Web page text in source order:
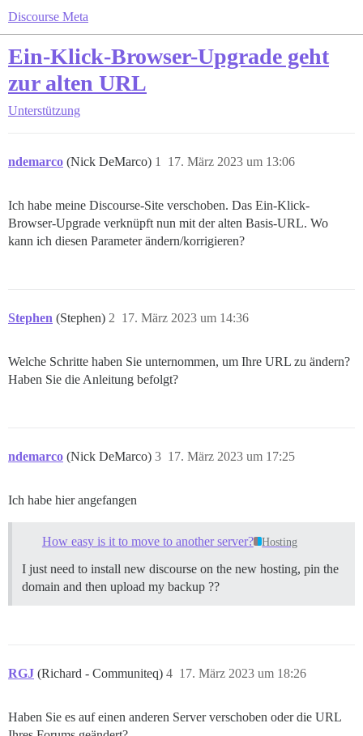
Discourse Meta
Ein-Klick-Browser-Upgrade geht
zur alten URL
Unterstützung
ndemarco (Nick DeMarco) 17. März 2023 um 13:06
1
Ich habe meine Discourse-Site verschoben. Das Ein-Klick-
Browser-Upgrade verknüpft nun mit der alten Basis-URL. Wo
kann ich diesen Parameter ändern/korrigieren?
Stephen (Stephen) 17. März 2023 um 14:36
2
Welche Schritte haben Sie unternommen, um Ihre URL zu ändern?
Haben Sie die Anleitung befolgt?
ndemarco (Nick DeMarco) 17. März 2023 um 17:25
3
Ich habe hier angefangen
How easy is it to move to another server? Hosting
I just need to install new discourse on the new hosting, pin the
domain and then upload my backup ??
RGJ (Richard - Communiteq) 17. März 2023 um 18:26
4
Haben Sie es auf einen anderen Server verschoben oder die URL